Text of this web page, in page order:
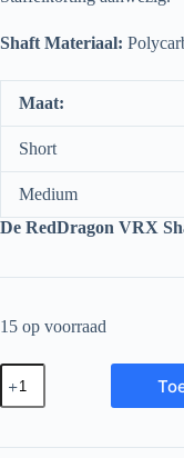
Shaft Materiaal:
Maat:
Short
Medium
De RedDragon VRX
15 op voorraad
Red
Dragon
VRX
Short